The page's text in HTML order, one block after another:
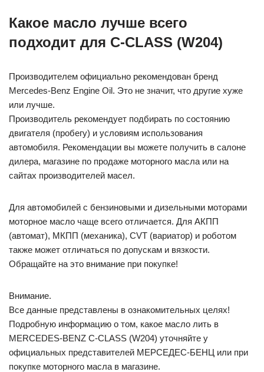
Какое масло лучше всего
подходит для C-CLASS (W204)
Производителем официально рекомендован бренд
Mercedes-Benz Engine Oil. Это не значит, что другие хуже
или лучше.
Производитель рекомендует подбирать по состоянию
двигателя (пробегу) и условиям использования
автомобиля. Рекомендации вы можете получить в салоне
дилера, магазине по продаже моторного масла или на
сайтах производителей масел.
Для автомобилей с бензиновыми и дизельными моторами
моторное масло чаще всего отличается. Для АКПП
(автомат), МКПП (механика), CVT (вариатор) и роботом
также может отличаться по допускам и вязкости.
Обращайте на это внимание при покупке!
Внимание.
Все данные представлены в ознакомительных целях!
Подробную информацию о том, какое масло лить в
MERCEDES-BENZ C-CLASS (W204) уточняйте у
официальных представителей МЕРСЕДЕС-БЕНЦ или при
покупке моторного масла в магазине.